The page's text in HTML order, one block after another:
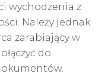
wychodzenia z
Należy jednak
zarabiający w
do